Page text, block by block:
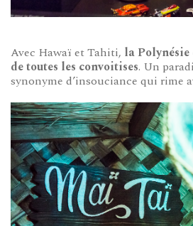
Avec Hawaï et Tahiti, la
de toutes les convoitises. Un
synonyme d’insouciance qui rime